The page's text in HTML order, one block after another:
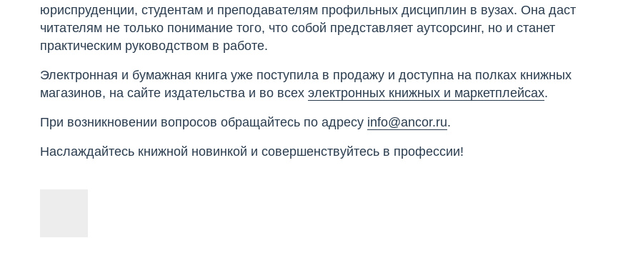
юриспруденции, студентам и преподавателям профильных дисциплин в вузах. Она даст
читателям не только понимание того, что собой представляет аутсорсинг, но и станет
практическим руководством в работе.
Электронная и бумажная книга уже поступила в продажу и доступна на полках книжных
магазинов, на сайте издательства и во всехэлектронных книжных и маркетплейсах.
При возникновении вопросов обращайтесь по адресу info@ancor.ru.
Наслаждайтесь книжной новинкой и совершенствуйтесь в профессии!